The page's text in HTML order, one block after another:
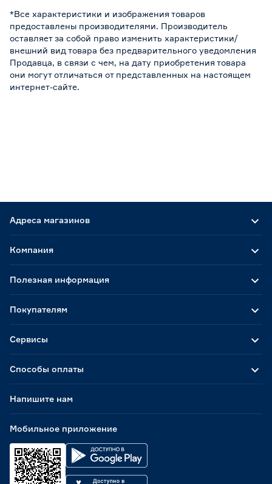
*Все характеристики и изображения товаров
предоставлены производителями. Производитель
оставляет за собой право изменить характеристики/
внешний вид товара без предварительного уведомления
Продавца, в связи с чем, на дату приобретения товара
они могут отличаться от представленных на настоящем
интернет-сайте.
Адреса магазинов
Способы оплаты
Мобильное приложение
Компания
Полезная информация
Покупателям
Сервисы
Напишите нам